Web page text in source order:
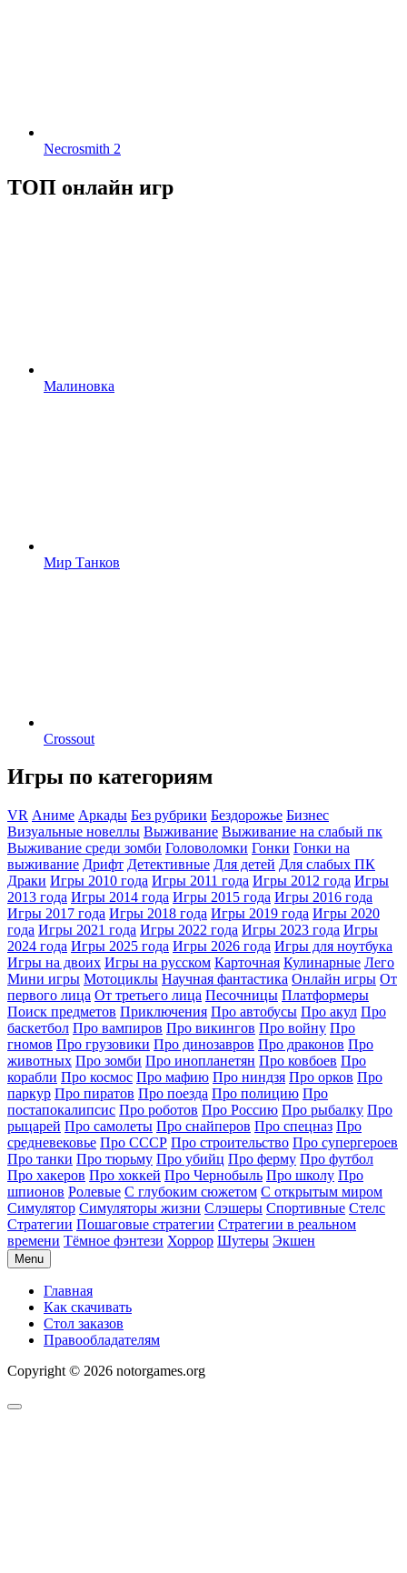
Necrosmith 2
ТОП онлайн игр
Малиновка
Мир Танков
Crossout
Игры по категориям
VR Аниме Аркады Без рубрики Бездорожье Бизнес
Визуальные новеллы Выживание Выживание на слабый пк
Выживание среди зомби Головоломки Гонки Гонки на
выживание Дрифт Детективные Для детей Для слабых ПК
Драки Игры 2010 года Игры 2011 года Игры 2012 года Игры
2013 года Игры 2014 года Игры 2015 года Игры 2016 года
Игры 2017 года Игры 2018 года Игры 2019 года Игры 2020
года Игры 2021 года Игры 2022 года Игры 2023 года Игры
2024 года Игры 2025 года Игры 2026 года Игры для ноутбука
Игры на двоих Игры на русском Карточная Кулинарные Лего
Мини игры Мотоциклы Научная фантастика Онлайн игры От
первого лица От третьего лица Песочницы Платформеры
Поиск предметов Приключения Про автобусы Про акул Про
баскетбол Про вампиров Про викингов Про войну Про
гномов Про грузовики Про динозавров Про драконов Про
животных Про зомби Про инопланетян Про ковбоев Про
корабли Про космос Про мафию Про ниндзя Про орков Про
паркур Про пиратов Про поезда Про полицию Про
постапокалипсис Про роботов Про Россию Про рыбалку Про
рыцарей Про самолеты Про снайперов Про спецназ Про
средневековье Про СССР Про строительство Про супергероев
Про танки Про тюрьму Про убийц Про ферму Про футбол
Про хакеров Про хоккей Про Чернобыль Про школу Про
шпионов Ролевые С глубоким сюжетом С открытым миром
Симулятор Симуляторы жизни Слэшеры Спортивные Стелс
Стратегии Пошаговые стратегии Стратегии в реальном
времени Тёмное фэнтези Хоррор Шутеры Экшен
Menu
Главная
Как скачивать
Стол заказов
Правообладателям
Copyright © 2026 notorgames.org
Scroll